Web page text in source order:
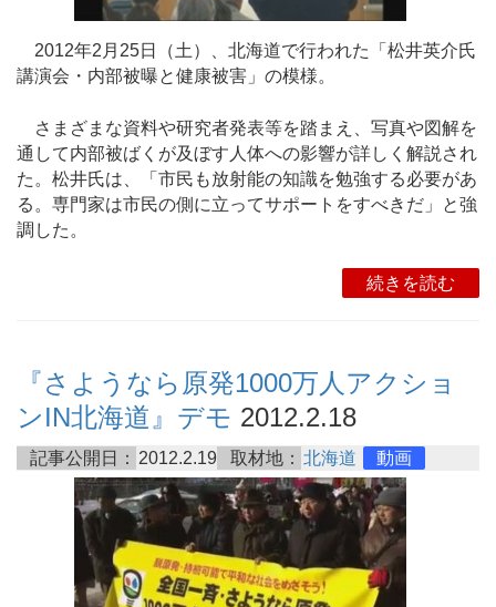
2012年2月25日（土）、北海道で行われた「松井英介氏
講演会・内部被曝と健康被害」の模様。
さまざまな資料や研究者発表等を踏まえ、写真や図解を
通して内部被ばくが及ぼす人体への影響が詳しく解説され
た。松井氏は、「市民も放射能の知識を勉強する必要があ
る。専門家は市民の側に立ってサポートをすべきだ」と強
調した。
続きを読む
『さようなら原発1000万人アクショ
ンIN北海道』デモ 2012.2.18
記事公開日： 2012.2.19 取材地： 北海道 動画